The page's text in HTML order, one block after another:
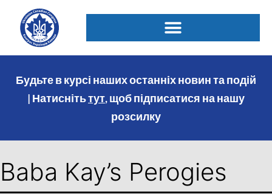
Будьте в курсі наших останніх новин та подій
| Натиснітьтут, щоб підписатися на нашу
розсилку
Baba Kay’s Perogies